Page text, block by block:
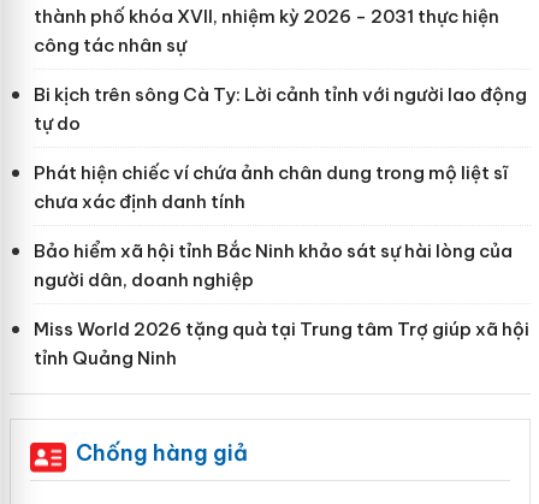
thành phố khóa XVII, nhiệm kỳ 2026 - 2031 thực hiện
công tác nhân sự
Bi kịch trên sông Cà Ty: Lời cảnh tỉnh với người lao động
tự do
Phát hiện chiếc ví chứa ảnh chân dung trong mộ liệt sĩ
chưa xác định danh tính
Bảo hiểm xã hội tỉnh Bắc Ninh khảo sát sự hài lòng của
người dân, doanh nghiệp
Miss World 2026 tặng quà tại Trung tâm Trợ giúp xã hội
tỉnh Quảng Ninh
Chống hàng giả